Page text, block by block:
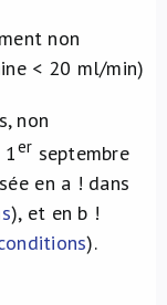
non
< 20 ml/min)
non
er septembre
en a ! dans
), et en b !
).